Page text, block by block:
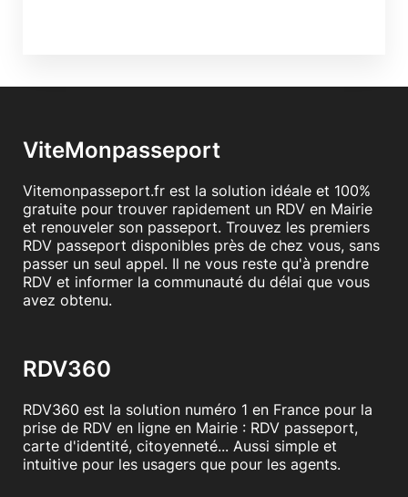
ViteMonpasseport
Vitemonpasseport.fr est la solution idéale et 100%
gratuite pour trouver rapidement un RDV en Mairie
et renouveler son passeport. Trouvez les premiers
RDV passeport disponibles près de chez vous, sans
passer un seul appel. Il ne vous reste qu'à prendre
RDV et informer la communauté du délai que vous
avez obtenu.
RDV360
RDV360 est la solution numéro 1 en France pour la
prise de RDV en ligne en Mairie : RDV passeport,
carte d'identité, citoyenneté... Aussi simple et
intuitive pour les usagers que pour les agents.